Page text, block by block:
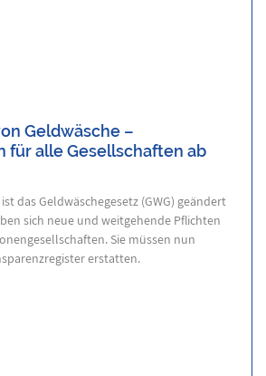
Geldwäsche –
für alle Gesellschaften ab
das Geldwäschegesetz (GWG) geändert
sich neue und weitgehende Pflichten
Sie müssen nun
erstatten.